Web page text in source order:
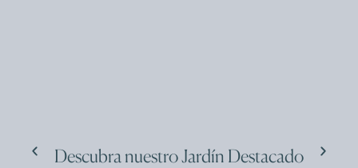
Descubra nuestro Jardín Destacado